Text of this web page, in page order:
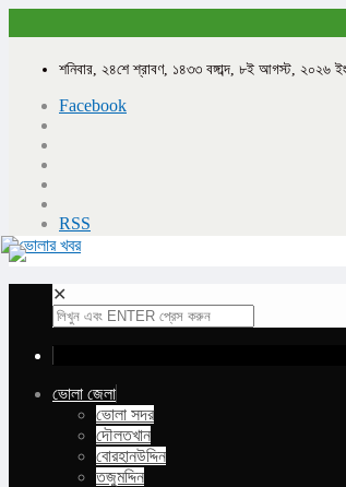
শনিবার, ২৪শে শ্রাবণ, ১৪৩৩ বঙ্গাব্দ, ৮ই আগস্ট, ২০২৬
Facebook
RSS
✕
ভোলা জেলা
ভোলা সদর
দৌলতখান
বোরহানউদ্দিন
তজুমদ্দিন